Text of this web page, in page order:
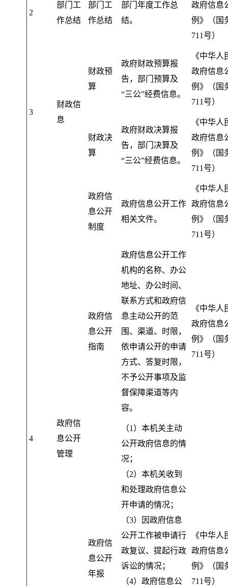
2
部门工
作总结
部门工
作总结
部门年度工作总
结。
政府信息
例》（国
711号）
3
财政信
息
财政预
算
政府财政预算报
告，部门预算及
“三公”经费信息。
《中华
政府信息
例》（国
711号）
财政决
算
政府财政决算报
告，部门决算及
“三公”经费信息。
《中华
政府信息
例》（国
711号）
4
政府信
息公开
管理
政府信
息公开
制度
政府信息公开工作
相关文件。
《中华
政府信息
例》（国
711号）
政府信
息公开
指南
政府信息公开工作
机构的名称、办公
地址、办公时间、
联系方式和政府信
息主动公开的范
围、渠道、时限，
依申请公开的申请
方式、答复时限，
不予公开事项及监
督保障渠道等内
容。
《中华
政府信息
例》（国
711号）
政府信
息公开
年报
（1）本机关主动
公开政府信息的情
况；
（2）本机关收到
和处理政府信息公
开申请的情况；
（3）因政府信息
公开工作被申请行
政复议、提起行政
诉讼的情况；
（4）政府信息公
《中华
政府信息
例》（国
711号）